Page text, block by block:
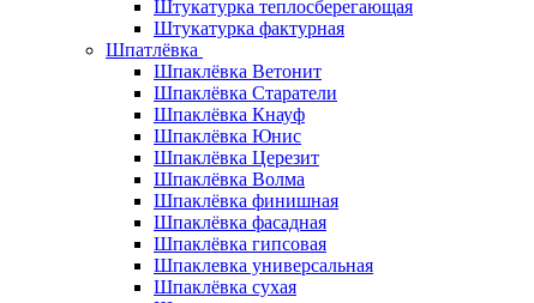
Штукатурка теплосберегающая
Штукатурка фактурная
Шпатлёвка
Шпаклёвка Ветонит
Шпаклёвка Старатели
Шпаклёвка Кнауф
Шпаклёвка Юнис
Шпаклёвка Церезит
Шпаклёвка Волма
Шпаклёвка финишная
Шпаклёвка фасадная
Шпаклёвка гипсовая
Шпаклевка универсальная
Шпаклёвка сухая